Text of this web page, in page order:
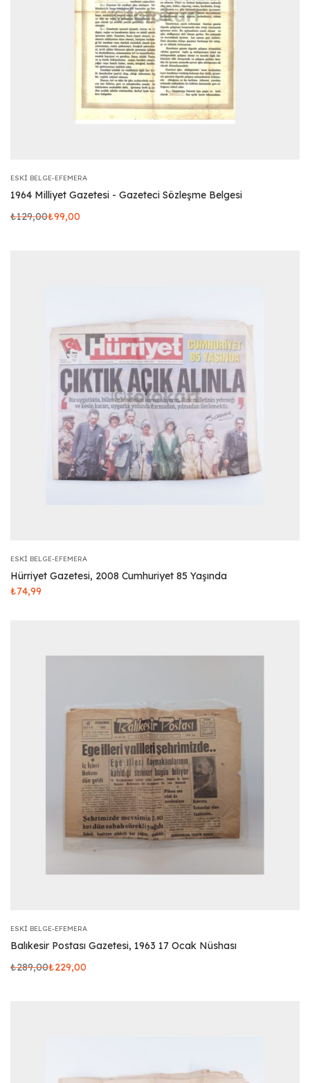
ESKI BELGE-EFEMERA
1964 Milliyet Gazetesi - Gazeteci Sözleşme Belgesi
₺129,00₺99,00
ESKI BELGE-EFEMERA
Hürriyet Gazetesi, 2008 Cumhuriyet 85 Yaşında
₺74,99
ESKI BELGE-EFEMERA
Balıkesir Postası Gazetesi, 1963 17 Ocak Nüshası
₺289,00₺229,00